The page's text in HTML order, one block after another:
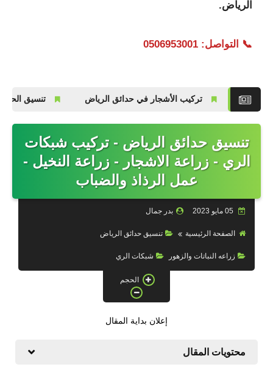
الرياض.
📞 التواصل: 0506953001
تركيب الأشجار في حدائق الرياض تنسيق الحدائق بالرياض 2026 | رقم الجوال 0506953001
تنسيق حدائق الرياض - تركيب شبكات
الري - زراعة الاشجار - زراعة النخيل -
عمل الرذاذ والضباب
بدر جمال
الصفحة الرئيسية تنسيق حدائق الرياض
زراعه النباتات والزهور شبكات الري
الحجم
إعلان بداية المقال
محتويات المقال